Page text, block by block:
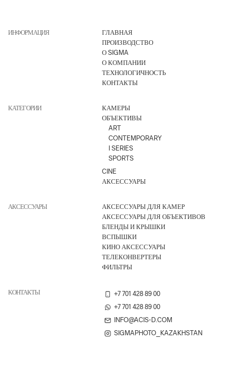
ИНФОРМАЦИЯ
ГЛАВНАЯ
ПРОИЗВОДСТВО
О SIGMA
О КОМПАНИИ
ТЕХНОЛОГИЧНОСТЬ
КОНТАКТЫ
КАТЕГОРИИ
КАМЕРЫ
ОБЪЕКТИВЫ
ART
CONTEMPORARY
I SERIES
SPORTS
CINE
АКСЕССУАРЫ
АКСЕССУАРЫ
АКСЕССУАРЫ ДЛЯ КАМЕР
АКСЕССУАРЫ ДЛЯ ОБЪЕКТИВОВ
БЛЕНДЫ И КРЫШКИ
ВСПЫШКИ
КИНО АКСЕССУАРЫ
ТЕЛЕКОНВЕРТЕРЫ
ФИЛЬТРЫ
КОНТАКТЫ
+7 701 428 89 00
+7 701 428 89 00
INFO@ACIS-D.COM
SIGMAPHOTO_KAZAKHSTAN